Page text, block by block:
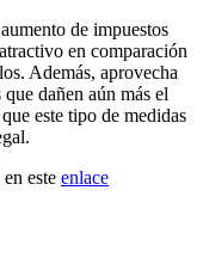
de impuestos
en comparación
Además, aprovecha
dañen aún más el
este tipo de medidas
este enlace